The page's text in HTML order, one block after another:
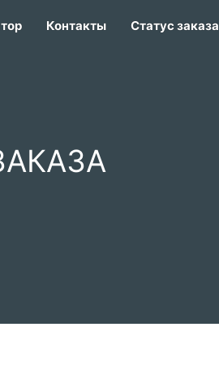
Контакты Статус заказа